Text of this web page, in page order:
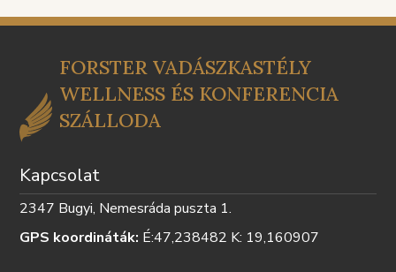
FORSTER VADÁSZKASTÉLY
WELLNESS ÉS KONFERENCIA
SZÁLLODA
Kapcsolat
2347 Bugyi, Nemesráda puszta 1.
GPS koordináták: É:47,238482 K: 19,160907